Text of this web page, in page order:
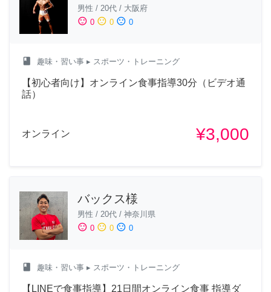
男性 / 20代 / 大阪府
sentiment_satisfied 0 sentiment_neutral 0 sentiment_dissatisfied 0
class 趣味・習い事 ▸ スポーツ・トレーニング
【初心者向け】オンライン食事指導30分（ビデオ通
話）
オンライン ¥3,000
バックス様
男性 / 20代 / 神奈川県
sentiment_satisfied 0 sentiment_neutral 0 sentiment_dissatisfied 0
class 趣味・習い事 ▸ スポーツ・トレーニング
【LINEで食事指導】21日間オンライン食事 指導ダ